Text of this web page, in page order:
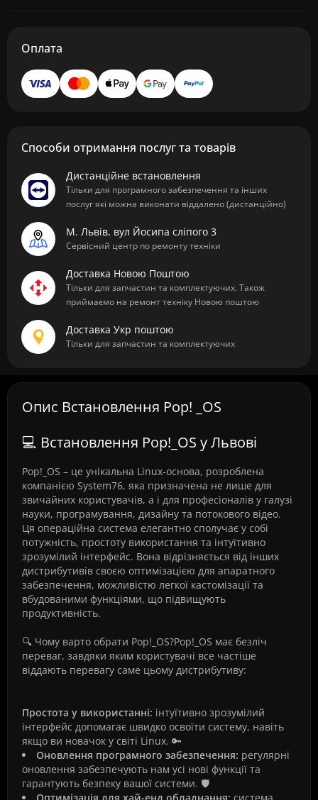
Оплата
Способи отримання послуг та товарів
Дистанційне встановлення
Тільки для програмного забезпечення та інших
послуг які можна виконати віддалено (дистанційно)
М. Львів, вул Йосипа сліпого 3
Сервісний центр по ремонту техніки
Доставка Новою Поштою
Тільки для запчастин та комплектуючих. Також
приймаємо на ремонт техніку Новою поштою
Доставка Укр поштою
Тільки для запчастин та комплектуючих
Опис Встановлення Pop! _OS
💻 Встановлення Pop!_OS у Львові
Pop!_OS – це унікальна Linux-основа, розроблена
компанією System76, яка призначена не лише для
звичайних користувачів, а і для професіоналів у галузі
науки, програмування, дизайну та потокового відео.
Ця операційна система елегантно сполучає у собі
потужність, простоту використання та інтуїтивно
зрозумілий інтерфейс. Вона відрізняється від інших
дистрибутивів своєю оптимізацією для апаратного
забезпечення, можливістю легкої кастомізації та
вбудованими функціями, що підвищують
продуктивність.
🔍 Чому варто обрати Pop!_OS?Pop!_OS має безліч
переваг, завдяки яким користувачі все частіше
віддають перевагу саме цьому дистрибутиву:
Простота у використанні: інтуїтивно зрозумілий
інтерфейс допомагає швидко освоїти систему, навіть
якщо ви новачок у світі Linux. 🔑
Оновлення програмного забезпечення: регулярні
оновлення забезпечують нам усі нові функції та
гарантують безпеку вашої системи. 🛡️